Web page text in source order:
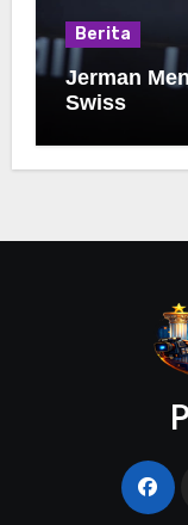
Berita
Jerman
Swiss